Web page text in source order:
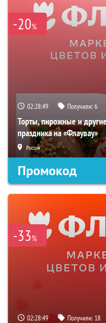
-20%
02:28:48 Получили:6
Торты, пирожные и
праздника на «Флаувау»
Россия
Промокод
-33%
02:28:48 Получили: 18